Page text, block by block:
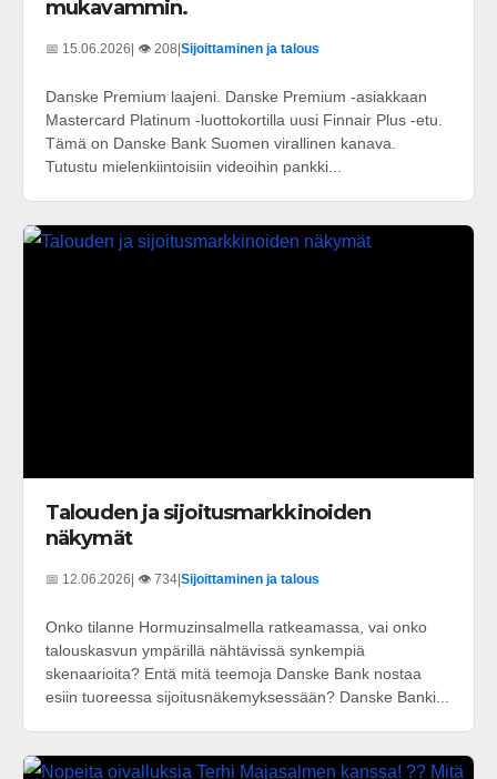
mukavammin.
📅 15.06.2026| 👁️ 208|Sijoittaminen ja talous
Danske Premium laajeni. Danske Premium -asiakkaan
Mastercard Platinum -luottokortilla uusi Finnair Plus -etu.
Tämä on Danske Bank Suomen virallinen kanava.
Tutustu mielenkiintoisiin videoihin pankki...
Talouden ja sijoitusmarkkinoiden
näkymät
📅 12.06.2026 | 👁️ 734 Sijoittaminen ja talous
Onko tilanne Hormuzinsalmella ratkeamassa, vai onko
talouskasvun ympärillä nähtävissä synkempiä
skenaarioita? Entä mitä teemoja Danske Bank nostaa
esiin tuoreessa sijoitusnäkemyksessään? Danske Banki...